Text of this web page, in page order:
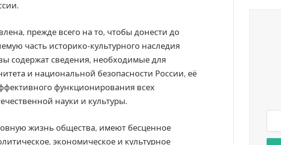
прежде всего на то, чтобы донести до
часть историко-культурного наследия
содержат сведения, необходимые для
и национальной безопасности России, её
функционирования всех
науки и культуры.
жизнь общества, имеют бесценное
экономическое и культурное